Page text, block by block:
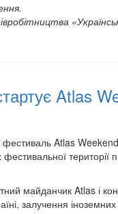
Atlas
фестиваль Atlas
майданчик Atlas і
залучення іноземних